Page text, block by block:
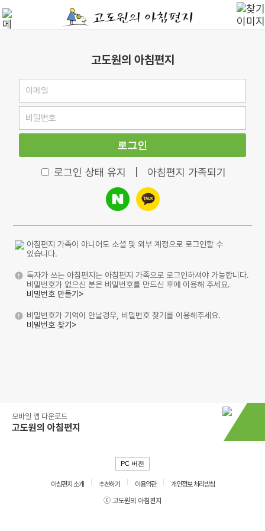
고도원의 아침편지
로그인
로그인 상태 유지 아침편지 가족되기
아침편지 가족이 아니어도 소셜 및 외부 계정으로 로그인할 수
있습니다.
독자가 쓰는 아침편지는 아침편지 가족으로 로그인하셔야 가능합니다.
비밀번호가 없으신 분은 비밀번호를 만드신 후에 이용해 주세요.
비밀번호 만들기>
비밀번호가 기억이 안날경우, 비밀번호 찾기를 이용해주세요.
비밀번호 찾기>
모바일 앱 다운로드
고도원의 아침편지
PC 버전
아침편지 소개 추천하기 이용약관
개인정보 처리방침
ⓒ 고도원의 아침편지